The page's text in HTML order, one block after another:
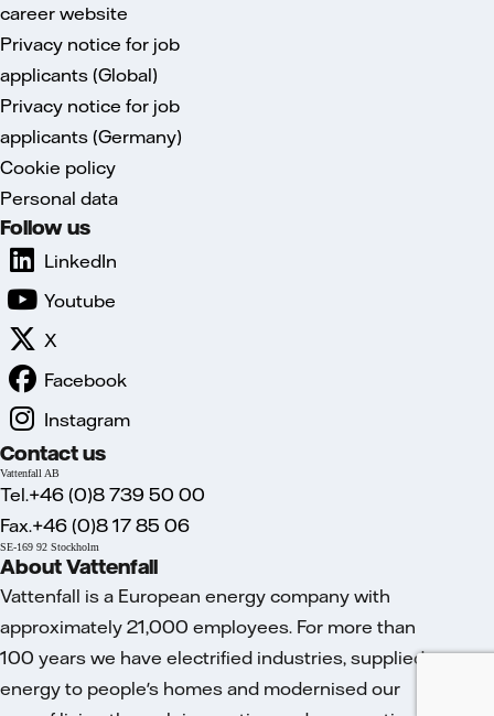
career website
Privacy notice for job
applicants (Global)
Privacy notice for job
applicants (Germany)
Cookie policy
Personal data
Follow us
LinkedIn
Youtube
X
Facebook
Instagram
Contact us
Vattenfall AB
Tel.+46 (0)8 739 50 00
Fax.+46 (0)8 17 85 06
SE-169 92 Stockholm
About Vattenfall
Vattenfall is a European energy company with
approximately 21,000 employees. For more than
100 years we have electrified industries, supplied
energy to people's homes and modernised our